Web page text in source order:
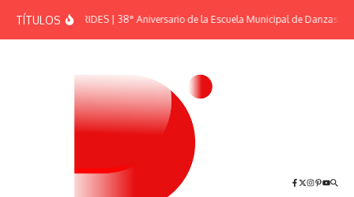
TÍTULOSEFEMÉRIDES | 38° Aniversario de la Escuela Municipal de Danzas “El